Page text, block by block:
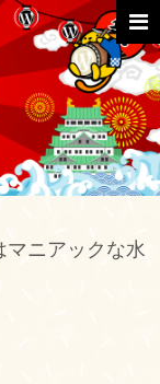
Menu
マニアックな水